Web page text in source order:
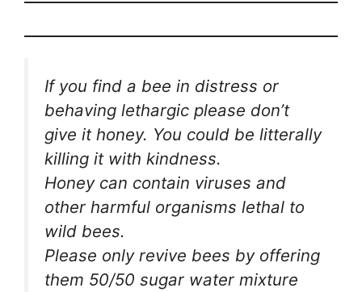
If you find a bee in distress or
behaving lethargic please don’t
give it honey. You could be litterally
killing it with kindness.
Honey can contain viruses and
other harmful organisms lethal to
wild bees.
Please only revive bees by offering
them 50/50 sugar water mixture